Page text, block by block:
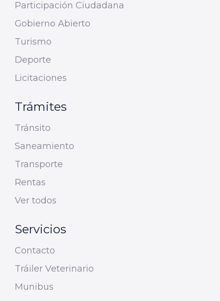
Participación Ciudadana
Gobierno Abierto
Turismo
Deporte
Licitaciones
Trámites
Tránsito
Saneamiento
Transporte
Rentas
Ver todos
Servicios
Contacto
Tráiler Veterinario
Munibus